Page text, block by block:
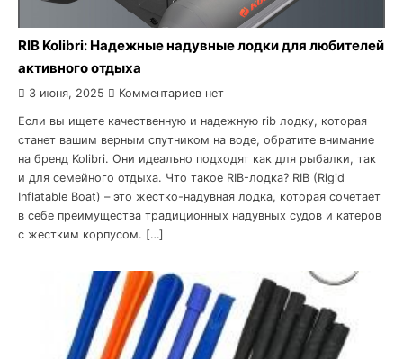
RIB Kolibri: Надежные надувные лодки для любителей
активного отдыха
3 июня, 2025 Комментариев нет
Если вы ищете качественную и надежную rib лодку, которая
станет вашим верным спутником на воде, обратите внимание
на бренд Kolibri. Они идеально подходят как для рыбалки, так
и для семейного отдыха. Что такое RIB-лодка? RIB (Rigid
Inflatable Boat) – это жестко-надувная лодка, которая сочетает
в себе преимущества традиционных надувных судов и катеров
с жестким корпусом. […]